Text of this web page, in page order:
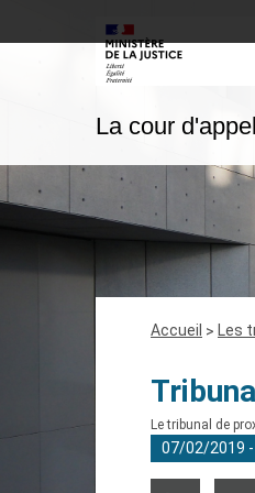
La cour d'appel
Fil
Accueil Les
Le tribunal de
07/02/2019